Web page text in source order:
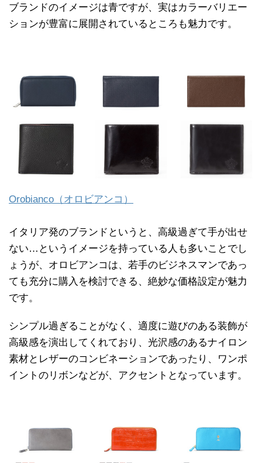
ブランドのイメージは青ですが、実はカラーバリエー
ションが豊富に展開されているところも魅力です。
Orobianco（オロビアンコ）
イタリア発のブランドというと、高級過ぎて手が出せ
ない…というイメージを持っている人も多いことでし
ょうが、オロビアンコは、若手のビジネスマンであっ
ても充分に購入を検討できる、絶妙な価格設定が魅力
です。
シンプル過ぎることがなく、適度に遊びのある装飾が
高級感を演出してくれており、光沢感のあるナイロン
素材とレザーのコンビネーションであったり、ワンポ
イントのリボンなどが、アクセントとなっています。